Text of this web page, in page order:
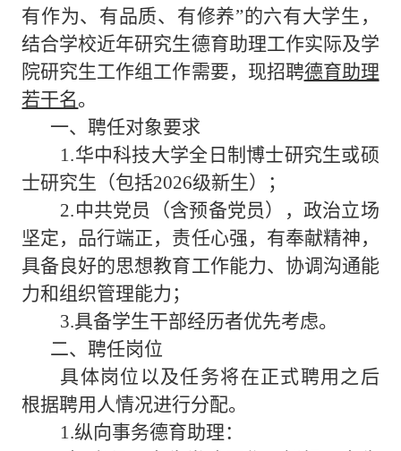
有作为、有品质、有修养”的六有大学生，
结合学校近年研究生德育助理工作实际及学
院研究生工作组工作需要，现招聘德育助理
若干名。
一、聘任对象要求
1.华中科技大学全日制博士研究生或硕
士研究生（包括2026级新生）；
2.中共党员（含预备党员），政治立场
坚定，品行端正，责任心强，有奉献精神，
具备良好的思想教育工作能力、协调沟通能
力和组织管理能力；
3.具备学生干部经历者优先考虑。
二、聘任岗位
具体岗位以及任务将在正式聘用之后
根据聘用人情况进行分配。
1.纵向事务德育助理：